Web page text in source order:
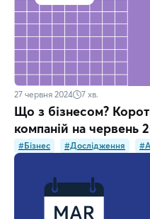
27 червня 2024 7 хв.
Що з бізнесом?
компаній на червень
#Бізнес #Дослідження